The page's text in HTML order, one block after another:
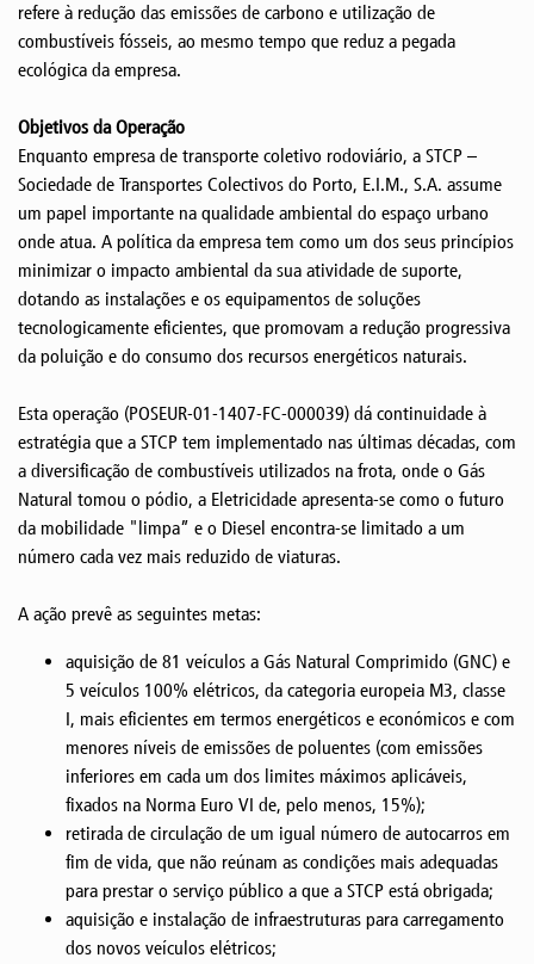
refere à redução das emissões de carbono e utilização de
combustíveis fósseis, ao mesmo tempo que reduz a pegada
ecológica da empresa.
Objetivos da Operação
Enquanto empresa de transporte coletivo rodoviário, a STCP –
Sociedade de Transportes Colectivos do Porto, E.I.M., S.A. assume
um papel importante na qualidade ambiental do espaço urbano
onde atua. A política da empresa tem como um dos seus princípios
minimizar o impacto ambiental da sua atividade de suporte,
dotando as instalações e os equipamentos de soluções
tecnologicamente eficientes, que promovam a redução progressiva
da poluição e do consumo dos recursos energéticos naturais.
Esta operação (POSEUR-01-1407-FC-000039) dá continuidade à
estratégia que a STCP tem implementado nas últimas décadas, com
a diversificação de combustíveis utilizados na frota, onde o Gás
Natural tomou o pódio, a Eletricidade apresenta-se como o futuro
da mobilidade "limpa” e o Diesel encontra-se limitado a um
número cada vez mais reduzido de viaturas.
A ação prevê as seguintes metas:
aquisição de 81 veículos a Gás Natural Comprimido (GNC) e
5 veículos 100% elétricos, da categoria europeia M3, classe
I, mais eficientes em termos energéticos e económicos e com
menores níveis de emissões de poluentes (com emissões
inferiores em cada um dos limites máximos aplicáveis,
fixados na Norma Euro VI de, pelo menos, 15%);
retirada de circulação de um igual número de autocarros em
fim de vida, que não reúnam as condições mais adequadas
para prestar o serviço público a que a STCP está obrigada;
aquisição e instalação de infraestruturas para carregamento
dos novos veículos elétricos;